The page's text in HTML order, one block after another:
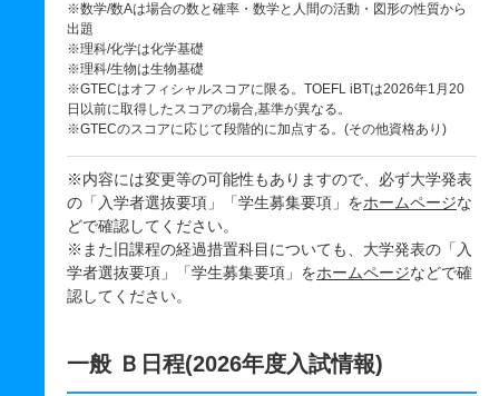
※数学/数Aは場合の数と確率・数学と人間の活動・図形の性質から
出題
※理科/化学は化学基礎
※理科/生物は生物基礎
※GTECはオフィシャルスコアに限る。TOEFL iBTは2026年1月20
日以前に取得したスコアの場合,基準が異なる。
※GTECのスコアに応じて段階的に加点する。(その他資格あり)
※内容には変更等の可能性もありますので、必ず大学発表
の「入学者選抜要項」「学生募集要項」をホームページな
どで確認してください。
※また旧課程の経過措置科目についても、大学発表の「入
学者選抜要項」「学生募集要項」をホームページなどで確
認してください。
一般 Ｂ日程(2026年度入試情報)